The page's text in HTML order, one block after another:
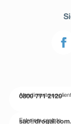
Atendimento ao
0800 771 2120
Entre em contato